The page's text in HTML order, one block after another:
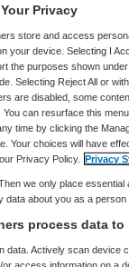
afwijkingen in
het
vrouw
zien op
een
Privacy
store and access
your device. Selecting I
the purposes shown
Selecting Reject All or
are disabled, some
You can resurface this
time by clicking the
Your choices will have
Privacy Policy.
Privacy
we only place essential
data about you as a person
process data to
data. Actively scan device